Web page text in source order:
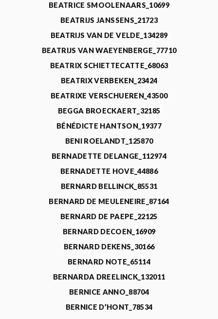
BEATRICE SMOOLENAARS_10699
BEATRIJS JANSSENS_21723
BEATRIJS VAN DE VELDE_134289
BEATRIJS VAN WAEYENBERGE_77710
BEATRIX SCHIETTECATTE_68063
BEATRIX VERBEKEN_23424
BEATRIXE VERSCHUEREN_43500
BEGGA BROECKAERT_32185
BÉNÉDICTE HANTSON_19377
BENI ROELANDT_125870
BERNADETTE DELANGE_112974
BERNADETTE HOVE_44886
BERNARD BELLINCK_85531
BERNARD DE MEULENEIRE_87164
BERNARD DE PAEPE_22125
BERNARD DECOEN_16909
BERNARD DEKENS_30166
BERNARD NOTE_65114
BERNARDA DREELINCK_132011
BERNICE ANNO_88704
BERNICE D’HONT_78534